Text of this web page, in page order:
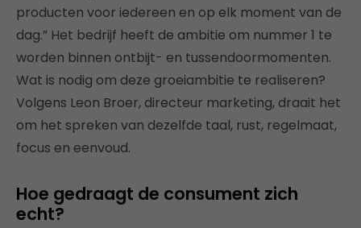
producten voor iedereen en op elk moment van de
dag.” Het bedrijf heeft de ambitie om nummer 1 te
worden binnen ontbijt- en tussendoormomenten.
Wat is nodig om deze groeiambitie te realiseren?
Volgens Leon Broer, directeur marketing, draait het
om het spreken van dezelfde taal, rust, regelmaat,
focus en eenvoud.
Hoe gedraagt de consument zich
echt?